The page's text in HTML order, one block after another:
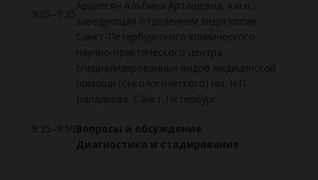
9:05–9:35
Аванесян Альбина Арташевна, к.м.н.,
заведующая отделением эндоскопии
Санкт-Петербургского клинического
научно-практического центра
специализированных видов медицинской
помощи (онкологического) им. Н.П.
Напалкова. Санкт-Петербург
9:35–9:50Вопросы и обсуждение
Диагностика и стадирование